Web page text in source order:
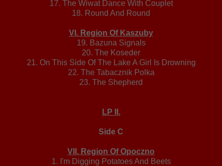
17. The Wiwat Dance With Couplet
18. Round And Round
VI. Region Of Kaszuby
19. Bazuna Signals
20. The Koseder
21. On This Side Of The Lake A Girl Is Drowning
22. The Tabacznik Polka
23. The Shepherd
LP II.
Side C
VII. Region Of Opoczno
1. I'm Digging Potatoes And Beets